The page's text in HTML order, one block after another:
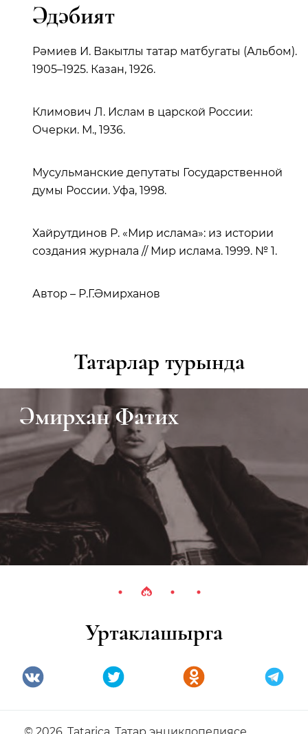
Әдәбият
Рәмиев И. Вакытлы татар матбугаты (Альбом).
1905–1925. Казан, 1926.
Климович Л. Ислам в царской России:
Очерки. М., 1936.
Мусульманские депутаты Государственной
думы России. Уфа, 1998.
Хайрутдинов Р. «Мир ислама»: из истории
создания журнала // Мир ислама. 1999. № 1.
Автор – Р.Г.Әмирханов
Татарлар турында
Әмирхан Фатих
Уртаклашырга